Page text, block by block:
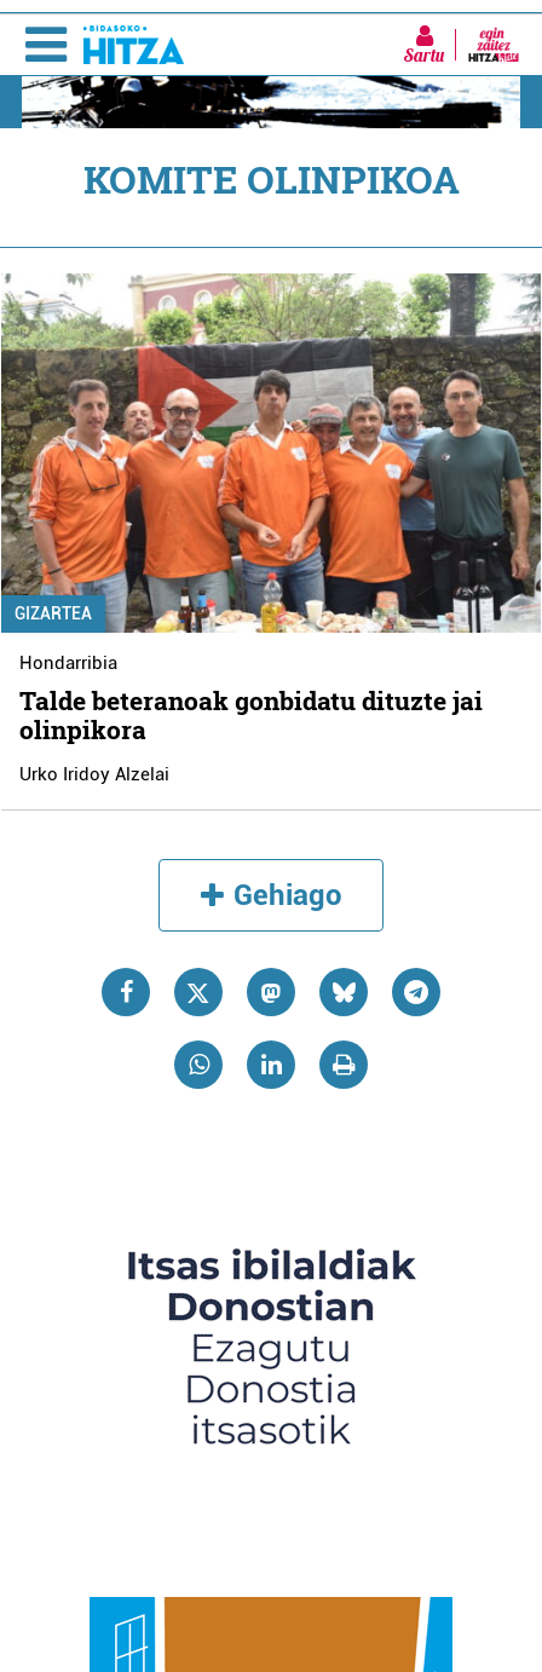
Sartu
KOMITE OLINPIKOA
GIZARTEA
Hondarribia
Talde beteranoak gonbidatu dituzte jai
olinpikora
Urko Iridoy Alzelai
Gehiago